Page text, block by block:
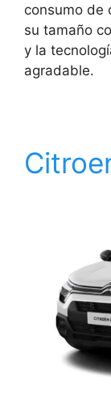
consumo de
su tamaño
y la
agradable.